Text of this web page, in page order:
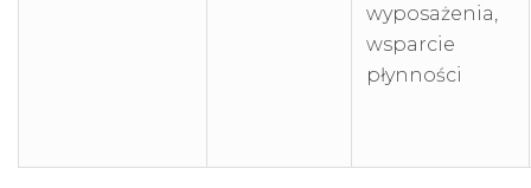
wyposażenia,
wsparcie
płynności